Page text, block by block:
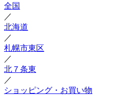
全国
／
北海道
／
札幌市東区
／
北７条東
／
ショッピング・お買い物